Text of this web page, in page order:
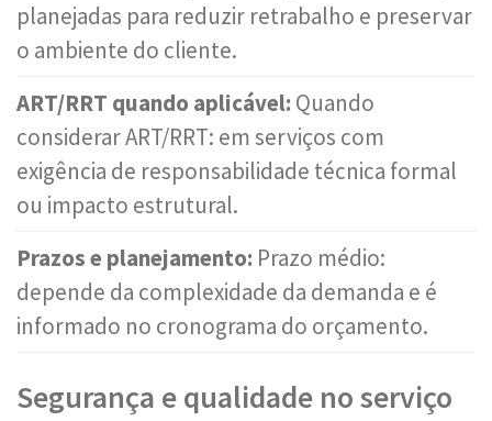
planejadas para reduzir retrabalho e preservar
o ambiente do cliente.
ART/RRT quando aplicável: Quando
considerar ART/RRT: em serviços com
exigência de responsabilidade técnica formal
ou impacto estrutural.
Prazos e planejamento: Prazo médio:
depende da complexidade da demanda e é
informado no cronograma do orçamento.
Segurança e qualidade no serviço